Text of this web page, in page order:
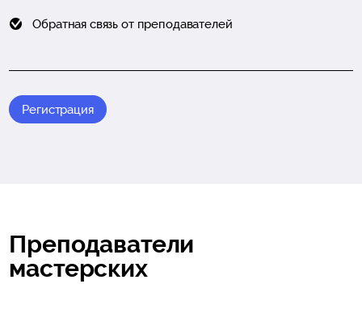
Обратная связь от преподавателей
Регистрация
Преподаватели
мастерских